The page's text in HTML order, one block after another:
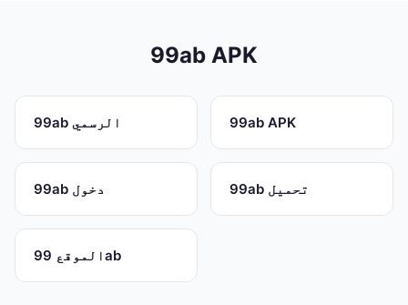
99ab APK
99ab الرسمي 99ab APK
99ab دخول 99ab تحميل
الموقع 99ab